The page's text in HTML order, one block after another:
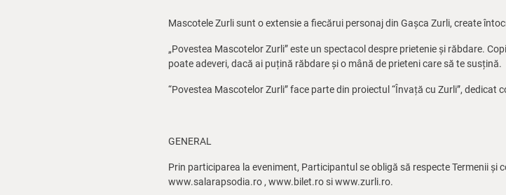
Mascotele Zurli sunt o extensie a fiecărui personaj din Gașca Zurli, create
„Povestea Mascotelor Zurli” este un spectacol despre prietenie și răbdare.
poate adeveri, dacă ai puțină răbdare și o mână de prieteni care să te susțină.
“Povestea Mascotelor Zurli” face parte din proiectul “Învață cu Zurli”, dedicat
GENERAL
Prin participarea la eveniment, Participantul se obligă să respecte Termenii și
www.salarapsodia.ro , www.bilet.ro si www.zurli.ro.